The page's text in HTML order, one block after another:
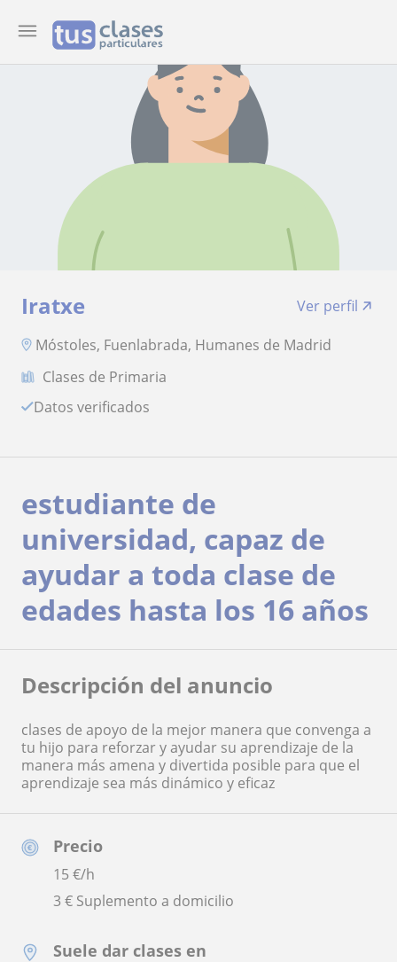
Iratxe
Ver perfil
Móstoles, Fuenlabrada, Humanes de Madrid
Clases de Primaria
Datos verificados
Precio
15€/h
3 € Suplemento a domicilio
Suele dar clases en
estudiante de
universidad, capaz de
ayudar a toda clase de
edades hasta los 16 años
Descripción del anuncio
clases de apoyo de la mejor manera que convenga a
tu hijo para reforzar y ayudar su aprendizaje de la
manera más amena y divertida posible para que el
aprendizaje sea más dinámico y eficaz